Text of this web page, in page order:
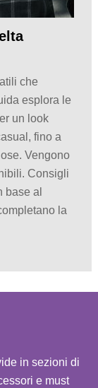
che
esplora le
un look
fino a
Vengono
Consigli
base al
la
in sezioni di
e must